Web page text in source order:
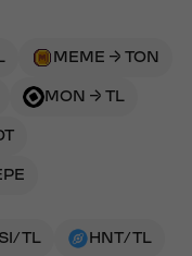
MEME → TON
MON → TL
TL HNT/TL